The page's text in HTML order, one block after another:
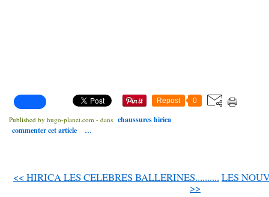
Repost 0
Published by hugo-planet.com - dans chaussures hirica
commenter cet article
…
<< HIRICA LES CELEBRES BALLERINES.......... LES
>>